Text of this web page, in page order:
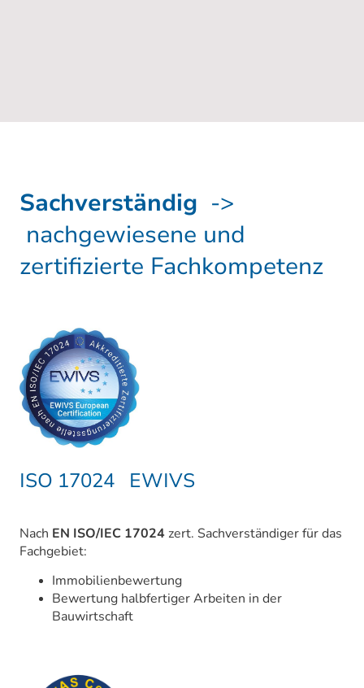
Sachverständig ->
nachgewiesene und
zertifizierte Fachkompetenz
ISO 17024 EWIVS
Nach EN ISO/IEC 17024 zert. Sachverständiger für das
Fachgebiet:
Immobilienbewertung
Bewertung halbfertiger Arbeiten in der
Bauwirtschaft